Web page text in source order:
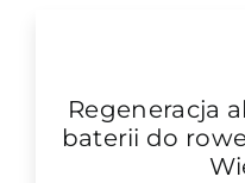
Regeneracja
baterii do